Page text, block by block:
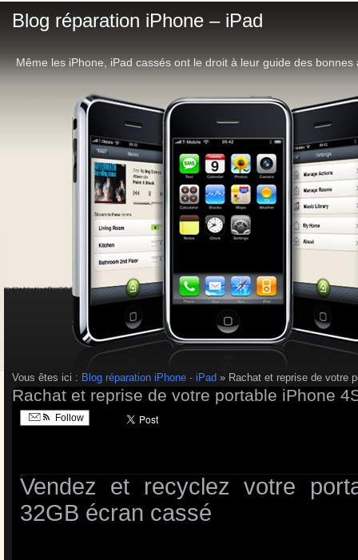
Blog réparation iPhone – iPad
Même les iPhone, iPad cassés ont le droit à leur guide des bonnes
Vous êtes ici : Blog réparation iPhone - iPad » Rachat et reprise de votre
Rachat et reprise de votre portable iPhone
Follow
Vendez et recyclez votre
32GB écran cassé